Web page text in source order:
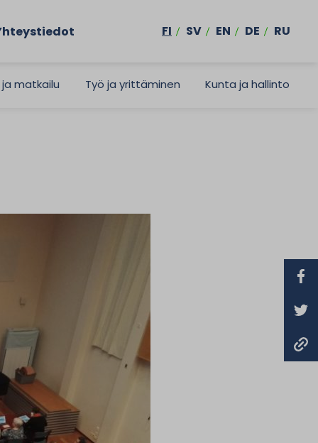
FI SV EN DE RU
ja matkailu Työ ja yrittäminen Kunta ja hallinto